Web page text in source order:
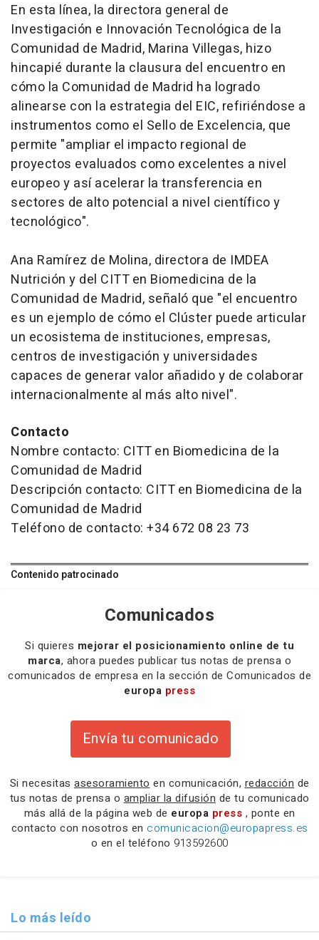
En esta línea, la directora general de
Investigación e Innovación Tecnológica de la
Comunidad de Madrid, Marina Villegas, hizo
hincapié durante la clausura del encuentro en
cómo la Comunidad de Madrid ha logrado
alinearse con la estrategia del EIC, refiriéndose a
instrumentos como el Sello de Excelencia, que
permite "ampliar el impacto regional de
proyectos evaluados como excelentes a nivel
europeo y así acelerar la transferencia en
sectores de alto potencial a nivel científico y
tecnológico".
Ana Ramírez de Molina, directora de IMDEA
Nutrición y del CITT en Biomedicina de la
Comunidad de Madrid, señaló que "el encuentro
es un ejemplo de cómo el Clúster puede articular
un ecosistema de instituciones, empresas,
centros de investigación y universidades
capaces de generar valor añadido y de colaborar
internacionalmente al más alto nivel".
Contacto
Nombre contacto: CITT en Biomedicina de la
Comunidad de Madrid
Descripción contacto: CITT en Biomedicina de la
Comunidad de Madrid
Teléfono de contacto: +34 672 08 23 73
Contenido patrocinado
Comunicados
Si quieres mejorar el posicionamiento online de tu
marca, ahora puedes publicar tus notas de prensa o
comunicados de empresa en la sección de Comunicados de
europa press
Envía tu comunicado
Si necesitas asesoramiento en comunicación, redacción de
tus notas de prensa o ampliar la difusión de tu comunicado
más allá de la página web de europa press , ponte en
contacto con nosotros en comunicacion@europapress.es
o en el teléfono 913592600
Lo más leído